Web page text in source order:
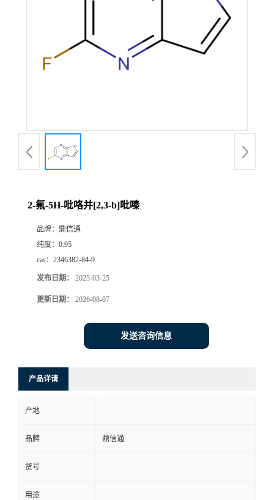
2-氟-5H-吡咯并[2,3-b]吡嗪
品牌： 鼎信通
纯度： 0.95
cas： 2346382-84-9
发布日期： 2025-03-25
更新日期： 2026-08-07
发送咨询信息
产品详请
产地
品牌 鼎信通
货号
用途